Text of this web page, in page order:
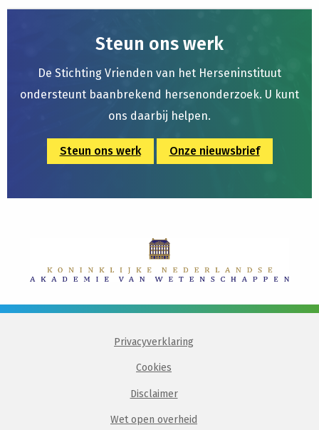
Steun ons werk
De Stichting Vrienden van het Herseninstituut
ondersteunt baanbrekend hersenonderzoek. U kunt
ons daarbij helpen.
Steun ons werk Onze nieuwsbrief
Privacyverklaring
Cookies
Disclaimer
Wet open overheid